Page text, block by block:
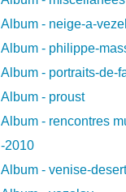
Album - neige-a-
Album - philippe-
Album - portraits-de-
Album - proust
Album - rencontres
-2010
Album - venise-